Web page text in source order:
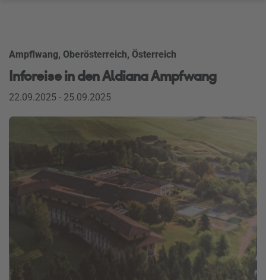
Ampflwang, Oberösterreich, Österreich
Inforeise in den Aldiana Ampfwang
22.09.2025 - 25.09.2025